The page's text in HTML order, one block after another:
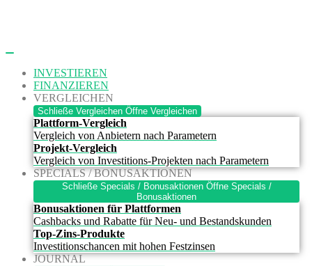
INVESTIEREN
FINANZIEREN
VERGLEICHEN
Schließe Vergleichen Öffne Vergleichen
Plattform-Vergleich
Vergleich von Anbietern nach Parametern
Projekt-Vergleich
Vergleich von Investitions-Projekten nach Parametern
SPECIALS / BONUSAKTIONEN
Schließe Specials / Bonusaktionen Öffne Specials /
Bonusaktionen
Bonusaktionen für Plattformen
Cashbacks und Rabatte für Neu- und Bestandskunden
Top-Zins-Produkte
Investitionschancen mit hohen Festzinsen
JOURNAL